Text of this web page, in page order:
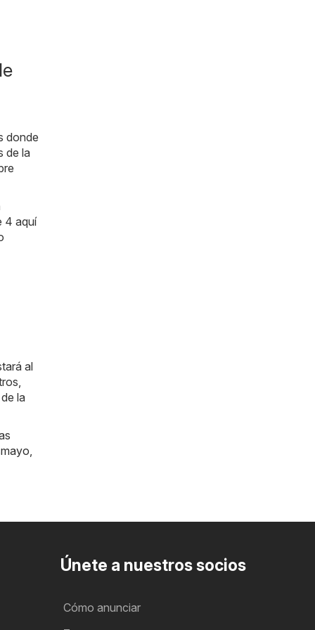
donde
de la
4 aquí
al
la
Únete a nuestros socios
Cómo anunciar